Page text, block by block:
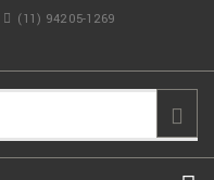
(11) 94205-1269